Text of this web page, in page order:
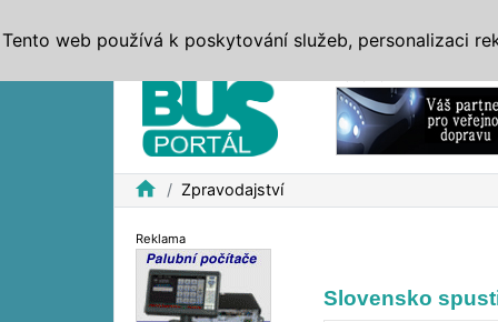
home Zpravodajství
Reklama
Slovensko
Tento web používá k poskytování služeb, personalizaci